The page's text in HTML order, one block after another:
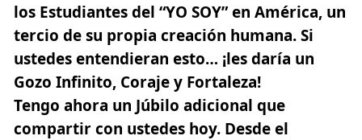
los Estudiantes del “YO SOY” en América, un
tercio de su propia creación humana. Si
ustedes entendieran esto… ¡les daría un
Gozo Infinito, Coraje y Fortaleza!
Tengo ahora un Júbilo adicional que
compartir con ustedes hoy. Desde el